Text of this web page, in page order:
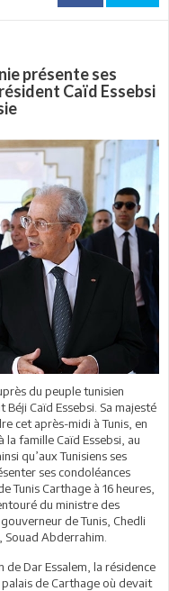
présente ses
Caïd Essebsi
du peuple tunisien
Caïd Essebsi. Sa majesté
cet après-midi à Tunis, en
famille Caïd Essebsi, au
qu’aux Tunisiens ses
ses condoléances
Carthage à 16 heures,
du ministre des
de Tunis, Chedli
Abderrahim.
Dar Essalem, la résidence
de Carthage où devait